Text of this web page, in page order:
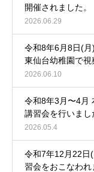
開催されました。
2026.06.29
令和8年6月8日(
東仙台幼稚園で視
2026.06.10
令和8年3月〜4月
講習会を行いまし
2026.05.4
令和7年12月22日
習会をおこなわれ